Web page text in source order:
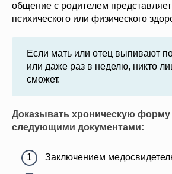
общение с родителем
психического или физического
Если мать или отец выпивают
или даже раз в неделю, никто
сможет.
Доказывать хроническую форму
следующими документами:
Заключением